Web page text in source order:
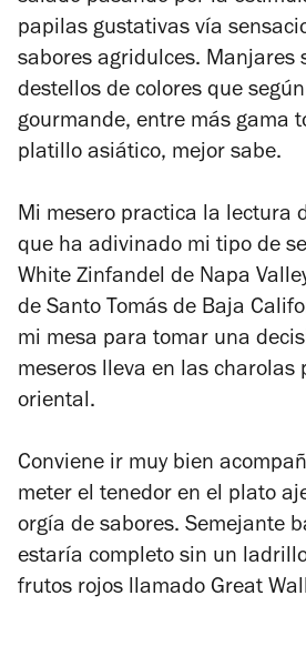
papilas gustativas vía
sabores agridulces. Manjares
destellos de colores que
gourmande, entre más gama
platillo asiático, mejor sabe.
Mi mesero practica la lectura
que ha adivinado mi tipo de
White Zinfandel de Napa
de Santo Tomás de Baja
mi mesa para tomar una
meseros lleva en las charolas
oriental.
Conviene ir muy bien
meter el tenedor en el plato
orgía de sabores. Semejante
estaría completo sin un
frutos rojos llamado Great